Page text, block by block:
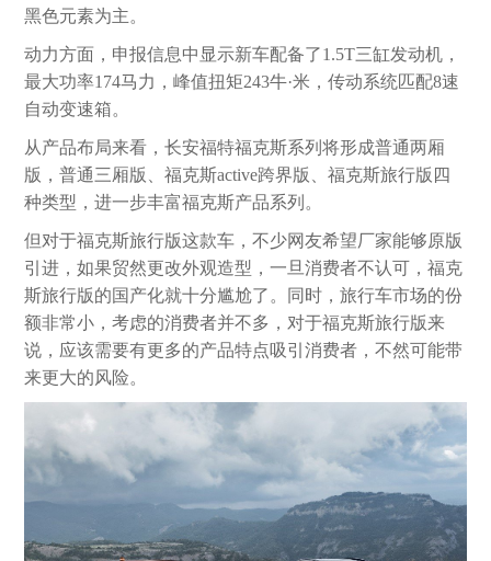
黑色元素为主。
动力方面，申报信息中显示新车配备了1.5T三缸发动机，
最大功率174马力，峰值扭矩243牛·米，传动系统匹配8速
自动变速箱。
从产品布局来看，长安福特福克斯系列将形成普通两厢
版，普通三厢版、福克斯active跨界版、福克斯旅行版四
种类型，进一步丰富福克斯产品系列。
但对于福克斯旅行版这款车，不少网友希望厂家能够原版
引进，如果贸然更改外观造型，一旦消费者不认可，福克
斯旅行版的国产化就十分尴尬了。同时，旅行车市场的份
额非常小，考虑的消费者并不多，对于福克斯旅行版来
说，应该需要有更多的产品特点吸引消费者，不然可能带
来更大的风险。